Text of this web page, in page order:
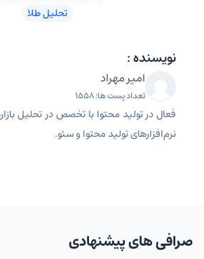
تحلیل طلا
نویسنده :
امیر مهراد
تعداد پست ها: 1558
فعال در تولید محتوا با تخصص در تحلیل
نرم‌افزارهای تولید محتوا و سئو.
صرافی های پیشنهادی